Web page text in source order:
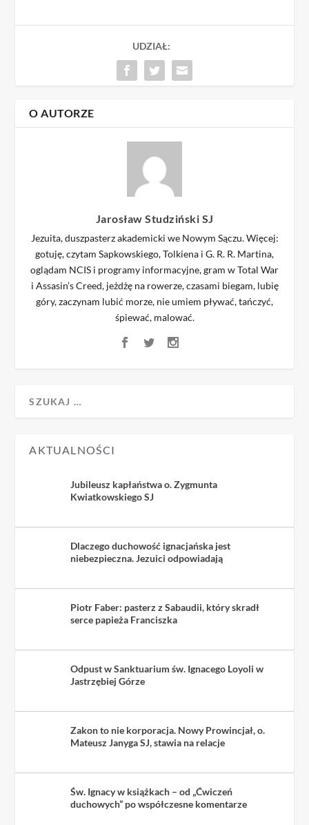
UDZIAŁ:
O AUTORZE
Jarosław Studziński SJ
Jezuita, duszpasterz akademicki we Nowym Sączu. Więcej:
gotuję, czytam Sapkowskiego, Tolkiena i G. R. R. Martina,
oglądam NCIS i programy informacyjne, gram w Total War
i Assasin’s Creed, jeżdżę na rowerze, czasami biegam, lubię
góry, zaczynam lubić morze, nie umiem pływać, tańczyć,
śpiewać, malować.
AKTUALNOŚCI
Jubileusz kapłaństwa o. Zygmunta
Kwiatkowskiego SJ
Dlaczego duchowość ignacjańska jest
niebezpieczna. Jezuici odpowiadają
Piotr Faber: pasterz z Sabaudii, który skradł
serce papieża Franciszka
Odpust w Sanktuarium św. Ignacego Loyoli w
Jastrzębiej Górze
Zakon to nie korporacja. Nowy Prowincjał, o.
Mateusz Janyga SJ, stawia na relacje
Św. Ignacy w książkach – od „Ćwiczeń
duchowych” po współczesne komentarze